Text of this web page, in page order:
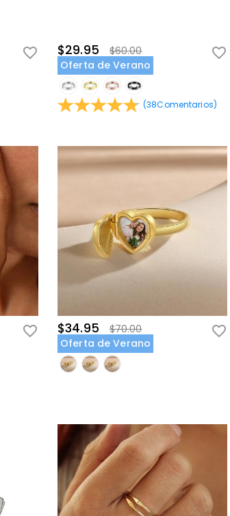
$29.95
$60.00
Oferta de Verano
(38Comentarios)
$34.95
$70.00
Oferta de Verano